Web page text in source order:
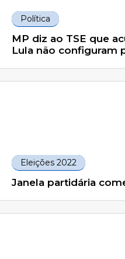
Política
MP diz ao TSE que
Lula não configuram
Eleições 2022
Janela partidária